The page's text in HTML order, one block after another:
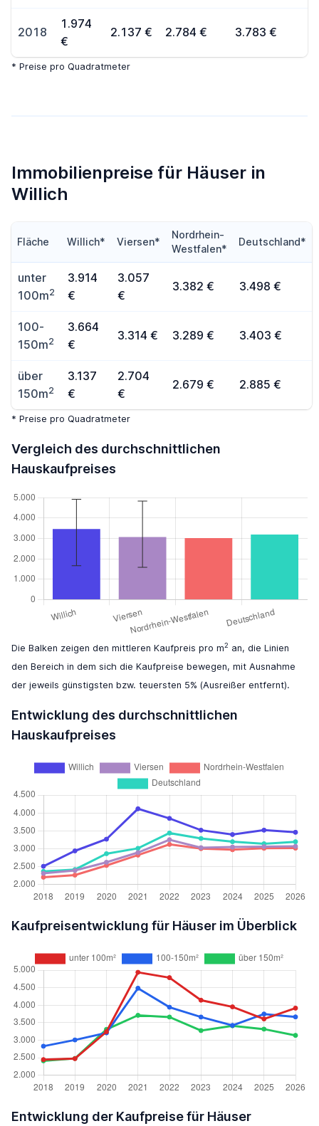
2018
1.974
€
2.137 € 2.784 € 3.783 €
* Preise pro Quadratmeter
Immobilienpreise für Häuser in
Willich
Fläche Willich* Viersen*
Nordrhein-
Westfalen*
Deutschland*
unter
100m2
3.914
€
3.057
€
3.382 € 3.498 €
100-
150m2
3.664
€
3.314 € 3.289 € 3.403 €
über
150m2
3.137
€
2.704
€
2.679 € 2.885 €
* Preise pro Quadratmeter
Vergleich des durchschnittlichen
Hauskaufpreises
Die Balken zeigen den mittleren Kaufpreis pro m2 an, die Linien
den Bereich in dem sich die Kaufpreise bewegen, mit Ausnahme
der jeweils günstigsten bzw. teuersten 5% (Ausreißer entfernt).
Entwicklung des durchschnittlichen
Hauskaufpreises
Kaufpreisentwicklung für Häuser im Überblick
Entwicklung der Kaufpreise für Häuser